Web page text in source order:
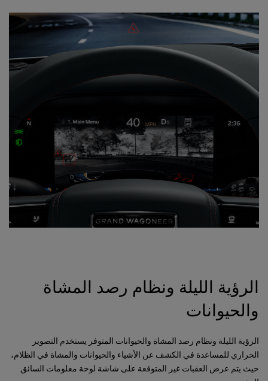
الرؤية الليلة ونظام رصد المشاة
والحيوانات
الرؤية الليلة ونظام رصد المشاة والحيوانات المتوفر يستخدم التصوير
الحراري للمساعدة في الكشف عن الأشياء والحيوانات والمشاة في الظلام،
حيث يتم عرض العقبات غير المتوقعة على شاشة لوحة معلومات السائق